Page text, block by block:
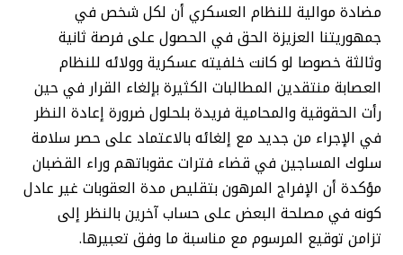
مضادة موالية للنظام العسكري أن لكل شخص في
جمهوريتنا العزيزة الحق في الحصول على فرصة ثانية
وثالثة خصوصا لو كانت خلفيته عسكرية وولائه للنظام
العصابة منتقدين المطالبات الكثيرة بإلغاء القرار في حين
رأت الحقوقية والمحامية فريدة بلحلول ضرورة إعادة النظر
في الإجراء من جديد مع إلغائه بالاعتماد على حصر سلامة
سلوك المساجين في قضاء فترات عقوباتهم وراء القضبان
مؤكدة أن الإفراج المرهون بتقليص مدة العقوبات غير عادل
كونه في مصلحة البعض على حساب آخرين بالنظر إلى
تزامن توقيع المرسوم مع مناسبة ما وفق تعبيرها.